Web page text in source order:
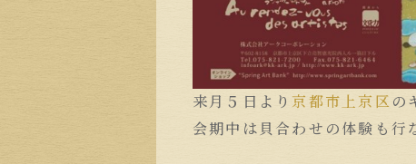
来月５日より 京都市 上京区 の
会期中は貝合わせの体験も行